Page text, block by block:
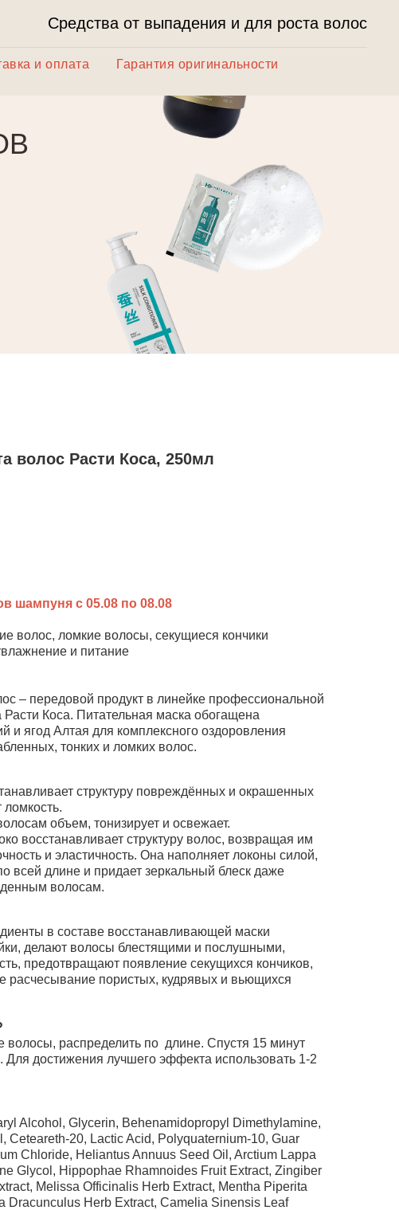
Средства от выпадения и для роста волос
и оплата
Гарантия оригинальности
волос Расти Коса, 250мл
шампуня с 05.08 по 08.08
волос, ломкие волосы, секущиеся кончики
и питание
– передовой продукт в линейке профессиональной
Расти Коса. Питательная маска обогащена
и ягод Алтая для комплексного оздоровления
тонких и ломких волос.
структуру повреждённых и окрашенных
ломкость.
объем, тонизирует и освежает.
восстанавливает структуру волос, возвращая им
и эластичность. Она наполняет локоны силой,
всей длине и придает зеркальный блеск даже
волосам.
в составе восстанавливающей маски
делают волосы блестящими и послушными,
предотвращают появление секущихся кончиков,
расчесывание пористых, кудрявых и вьющихся
волосы, распределить по длине. Спустя 15 минут
Для достижения лучшего эффекта использовать 1-2
Alcohol, Glycerin, Behenamidopropyl Dimethylamine,
Ceteareth-20, Lactic Acid, Polyquaternium-10, Guar
Chloride, Heliantus Annuus Seed Oil, Arctium Lappa
Glycol, Hippophae Rhamnoides Fruit Extract, Zingiber
Melissa Officinalis Herb Extract, Mentha Piperita
Dracunculus Herb Extract, Camelia Sinensis Leaf